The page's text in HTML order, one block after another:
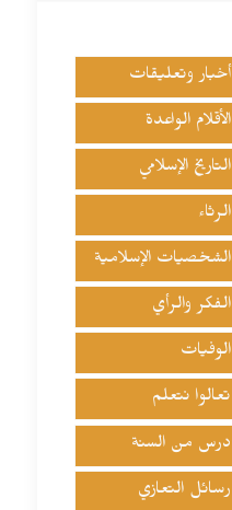
أخبار وتعليقات
الأقلام الواعدة
التاريخ الإسلامي
الرثاء
الشخصيات الإسلامية
الفكر والرأي
الوفيات
تعالوا نتعلم
درس من السنة
رسائل التعازي